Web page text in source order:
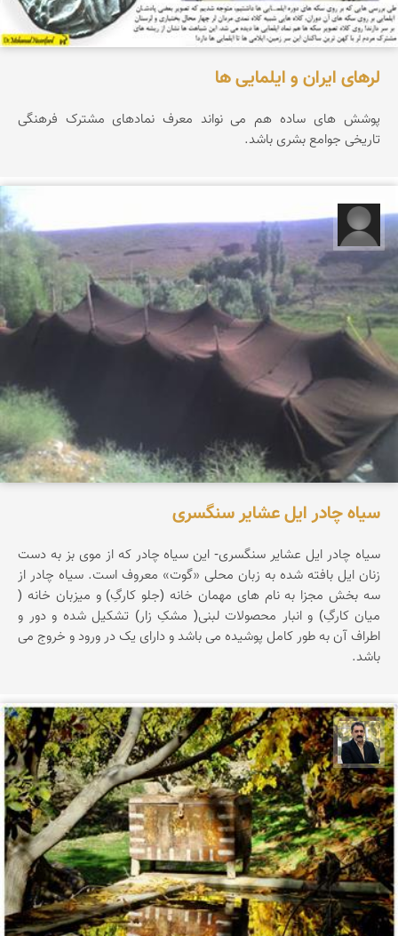
لرهای ایران و ایلمایی ها
پوشش های ساده هم می نواند معرف نمادهای مشترک فرهنگی
تاریخی جوامع بشری باشد.
محسن رضائیان
سیاه چادر ایل عشایر سنگسری
سیاه چادر ایل عشایر سنگسری- این سیاه چادر که از موی بز به دست
زنان ایل بافته شده به زبان محلی «گوت» معروف است. سیاه چادر از
سه بخش مجزا به نام های مهمان خانه (جلو کارگِ) و میزبان خانه (
میان کارگِ) و انبار محصولات لبنی( مشکِ زار) تشکیل شده و دور و
اطراف آن به طور کامل پوشیده می باشد و دارای یک در ورود و خروج می
باشد.
عدنان مرادی